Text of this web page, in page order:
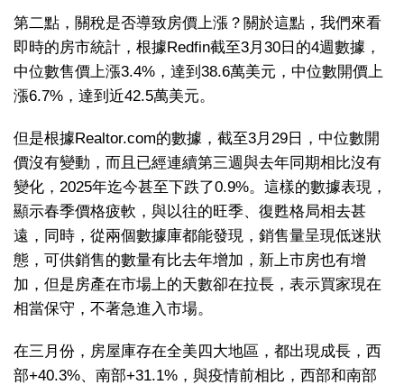
第二點，關稅是否導致房價上漲？關於這點，我們來看
即時的房市統計，根據Redfin截至3月30日的4週數據，
中位數售價上漲3.4%，達到38.6萬美元，中位數開價上
漲6.7%，達到近42.5萬美元。
但是根據Realtor.com的數據，截至3月29日，中位數開
價沒有變動，而且已經連續第三週與去年同期相比沒有
變化，2025年迄今甚至下跌了0.9%。這樣的數據表現，
顯示春季價格疲軟，與以往的旺季、復甦格局相去甚
遠，同時，從兩個數據庫都能發現，銷售量呈現低迷狀
態，可供銷售的數量有比去年增加，新上市房也有增
加，但是房產在市場上的天數卻在拉長，表示買家現在
相當保守，不著急進入市場。
在三月份，房屋庫存在全美四大地區，都出現成長，西
部+40.3%、南部+31.1%，與疫情前相比，西部和南部